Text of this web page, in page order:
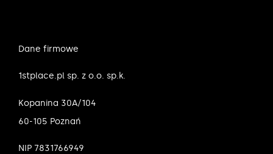
Dane firmowe
1stplace.pl sp. z o.o. sp.k.
Kopanina 30A/104
60-105 Poznań
NIP 7831766949